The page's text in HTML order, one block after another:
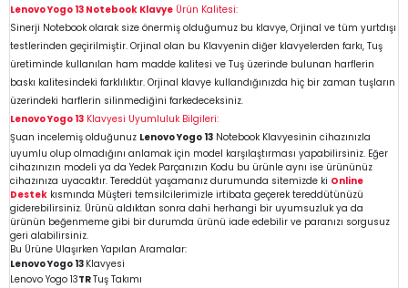
Lenovo Yogo 13 Notebook Klavye Ürün Kalitesi:
Sinerji Notebook olarak size önermiş olduğumuz bu klavye, Orjinal ve tüm yurtdışı
testlerinden geçirilmiştir. Orjinal olan bu Klavyenin diğer klavyelerden farkı, Tuş
üretiminde kullanılan ham madde kalitesi ve Tuş üzerinde bulunan harflerin
baskı kalitesindeki farklılıktır. Orjinal klavye kullandığınızda hiç bir zaman tuşların
üzerindeki harflerin silinmediğini farkedeceksiniz.
Lenovo Yogo 13 Klavyesi Uyumluluk Bilgileri:
Şuan incelemiş olduğunuz Lenovo Yogo 13 Notebook Klavyesinin cihazınızla
uyumlu olup olmadığını anlamak için model karşılaştırması yapabilirsiniz. Eğer
cihazınızın modeli ya da Yedek Parçanızın Kodu bu ürünle aynı ise ürününüz
cihazınıza uyacaktır. Tereddüt yaşamanız durumunda sitemizde ki Online
Destek kısmında Müşteri temsilcilerimizle irtibata geçerek tereddütünüzü
giderebilirsiniz. Ürünü aldıktan sonra dahi herhangi bir uyumsuzluk ya da
ürünün beğenmeme gibi bir durumda ürünü iade edebilir ve paranızı sorgusuz
geri alabilirsiniz.
Bu Ürüne Ulaşırken Yapılan Aramalar:
Lenovo Yogo 13 Klavyesi
Lenovo Yogo 13TRTuş Takımı